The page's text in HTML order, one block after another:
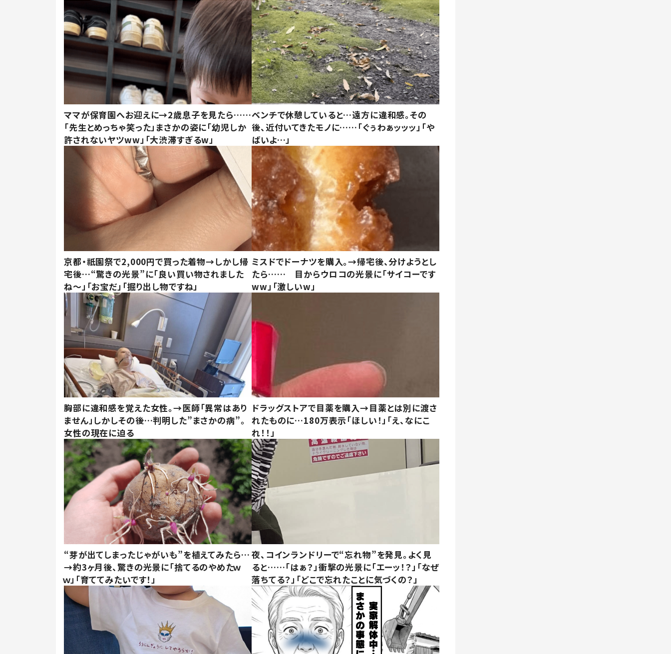
ママが保育園へお迎えに→2歳息子を見たら……
「先生とめっちゃ笑った」まさかの姿に「幼児しか
許されないヤツww」「大渋滞すぎるw」
ベンチで休憩していると…遠方に違和感。その
後、近付いてきたモノに……「ぐぅわぁッッッ」「や
ばいよ…」
京都・祇園祭で2,000円で買った着物→しかし帰
宅後…“驚きの光景”に「良い買い物されました
ね～」「お宝だ」「掘り出し物ですね」
ミスドでドーナツを購入。→帰宅後、分けようとし
たら…… 目からウロコの光景に「サイコーです
ww」「激しいw」
胸部に違和感を覚えた女性。→医師「異常はあり
ません」しかしその後…判明した”まさかの病”。
女性の現在に迫る
ドラッグストアで目薬を購入→目薬とは別に渡さ
れたものに…180万表示「ほしい！」「え、なにこ
れ！！」
“芽が出てしまったじゃがいも”を植えてみたら…
→約3ヶ月後、驚きの光景に「捨てるのやめたｗ
ｗ」「育ててみたいです！」
夜、コインランドリーで“忘れ物”を発見。よく見
ると……「はぁ？」衝撃の光景に「エーッ！？」「なぜ
落ちてる？」「どこで忘れたことに気づくの？」